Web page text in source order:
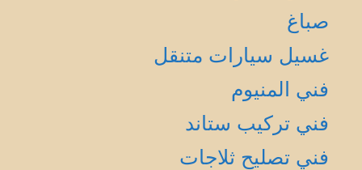
صباغ
غسيل سيارات متنقل
فني المنيوم
فني تركيب ستاند
فني تصليح ثلاجات